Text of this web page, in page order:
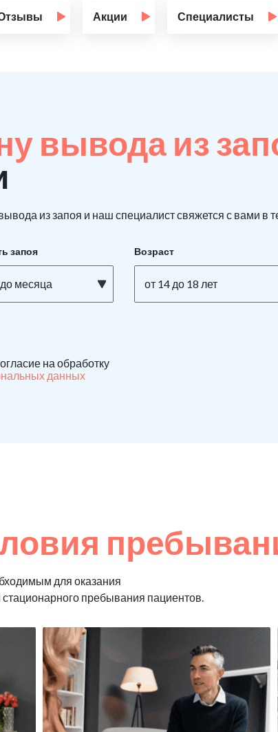
Акции Специалисты
вывода из
из запоя и наш специалист свяжется с вами в
запоя
месяца
Возраст
от 14 до 18 лет
на обработку
данных
для оказания
стационарного пребывания пациентов.